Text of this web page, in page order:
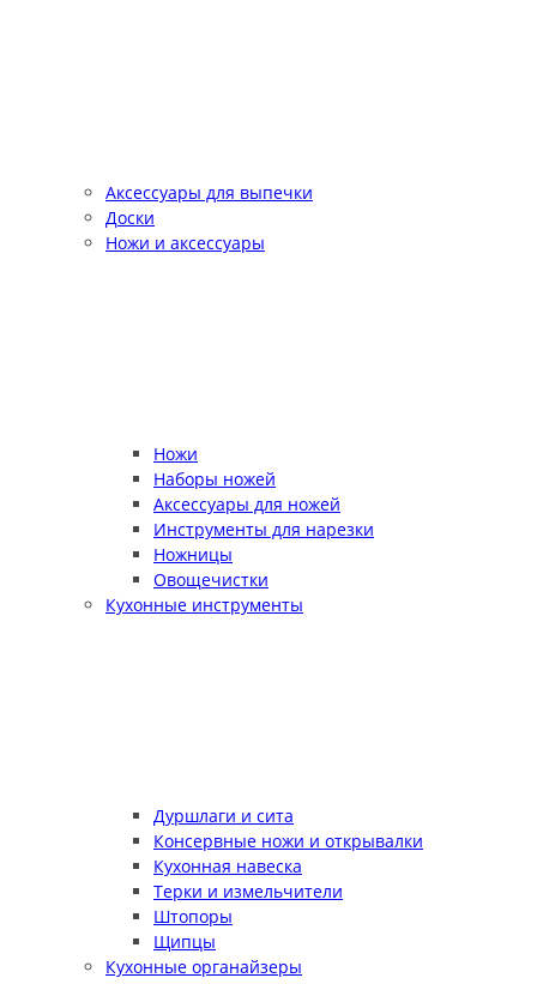
Аксессуары для выпечки
Доски
Ножи и аксессуары
Ножи
Наборы ножей
Аксессуары для ножей
Инструменты для нарезки
Ножницы
Овощечистки
Кухонные инструменты
Дуршлаги и сита
Консервные ножи и открывалки
Кухонная навеска
Терки и измельчители
Штопоры
Щипцы
Кухонные органайзеры